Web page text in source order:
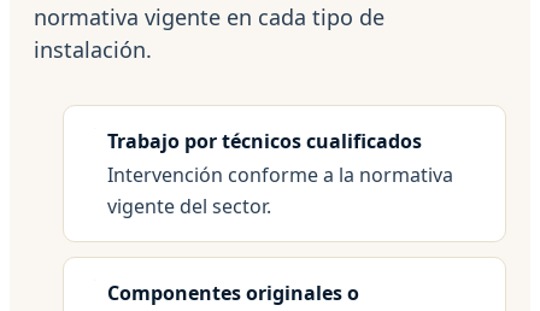
normativa vigente en cada tipo de
instalación.
Trabajo por técnicos cualificados
Intervención conforme a la normativa
vigente del sector.
Componentes originales o